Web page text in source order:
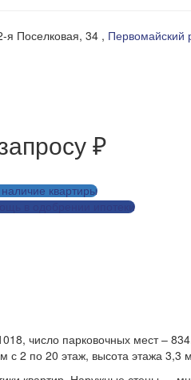
я Поселковая, 34 , Первомайский
₽
квартиры
в одобрении ипотеки
число парковочных мест –
с 2 по 20 этаж, высота этажа 3,3